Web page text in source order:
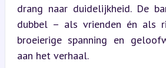
drang naar duidelijkheid. De
dubbel – als vrienden én als
broeierige spanning en
aan het verhaal.